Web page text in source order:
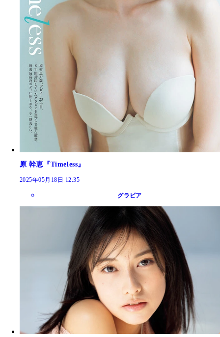
原 幹恵『Timeless』
2025年05月18日 12:35
グラビア